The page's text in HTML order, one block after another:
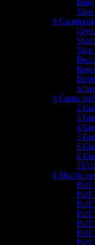
#
# Gusto
2
3
4
5
6
8
15
# Sbuffo
Puff
Puff
Puff
Puff
Puff
Puff
Puff